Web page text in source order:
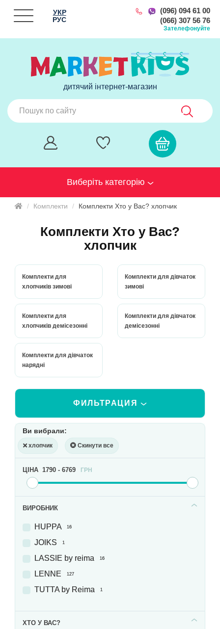
(096) 094 61 00
(066) 307 56 76
Зателефонуйте
УКР
РУС
дитячий інтернет-магазин
Виберіть категорію
Комплекти Комплекти Хто у Вас? хлопчик
Комплекти Хто у Вас?
хлопчик
Комплекти для
хлопчиків зимові
Комплекти для дівчаток
зимові
Комплекти для
хлопчиків демісезонні
Комплекти для дівчаток
демісезонні
Комплекти для дівчаток
нарядні
ФИЛЬТРАЦИЯ
Ви вибрали:
хлопчик Скинути все
ЦІНА 1790 - 6769 ГРН
ВИРОБНИК
HUPPA 16
JOIKS 1
LASSIE by reima 16
LENNE 127
TUTTA by Reima 1
ХТО У ВАС?